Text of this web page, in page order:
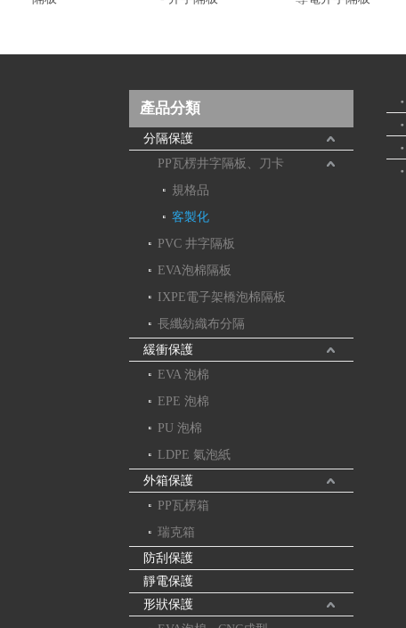
產品分類
分隔保護
PP瓦楞井字隔板、刀卡
規格品
客製化
PVC 井字隔板
EVA泡棉隔板
IXPE電子架橋泡棉隔板
長纖紡織布分隔
緩衝保護
EVA 泡棉
EPE 泡棉
PU 泡棉
LDPE 氣泡紙
外箱保護
PP瓦楞箱
瑞克箱
防刮保護
靜電保護
形狀保護